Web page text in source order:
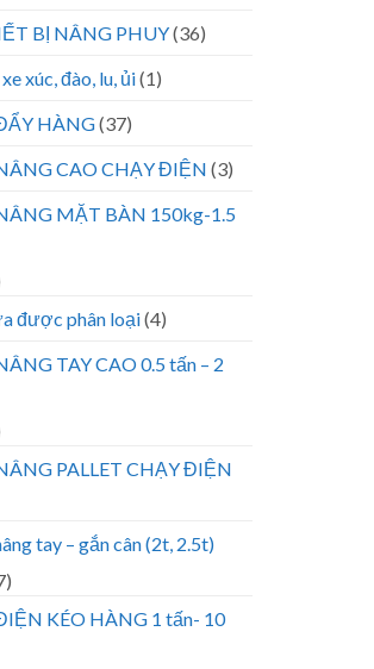
BỊ NÂNG PHUY(36)
xúc, đào, lu, ủi(1)
HÀNG(37)
CAO CHẠY ĐIỆN (3)
MẶT BÀN 150kg-1.5
được phân loại(4)
TAY CAO 0.5 tấn – 2
PALLET CHẠY ĐIỆN
tay – gắn cân (2t, 2.5t)
KÉO HÀNG 1 tấn- 10